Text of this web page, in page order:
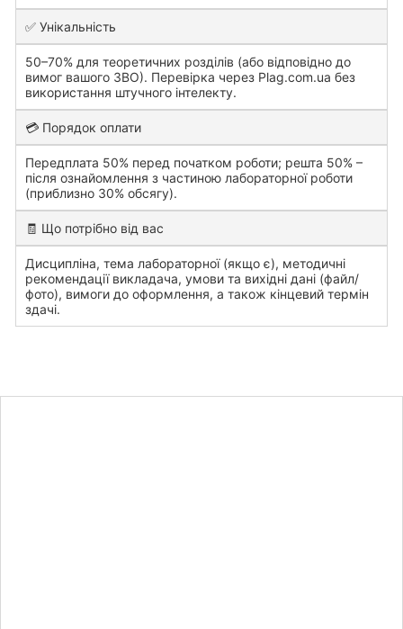
✅ Унікальність
50–70% для теоретичних розділів (або відповідно до
вимог вашого ЗВО). Перевірка через Plag.com.ua без
використання штучного інтелекту.
💳 Порядок оплати
Передплата 50% перед початком роботи; решта 50% –
після ознайомлення з частиною лабораторної роботи
(приблизно 30% обсягу).
🧾 Що потрібно від вас
Дисципліна, тема лабораторної (якщо є), методичні
рекомендації викладача, умови та вихідні дані (файл/
фото), вимоги до оформлення, а також кінцевий термін
здачі.